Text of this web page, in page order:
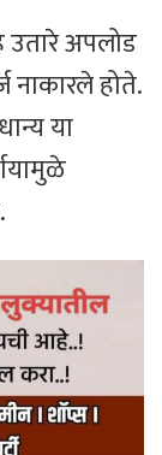
उतारे अपलोड
होते.
या